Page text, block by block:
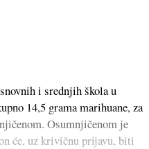
i srednjih škola u
14,5 grama marihuane, za
Osumnjičenom je
će, uz krivičnu prijavu, biti